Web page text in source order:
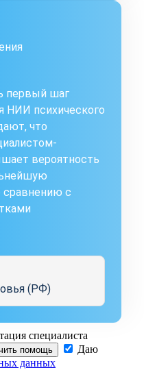
первый шаг
НИИ психического
что
вероятность
сравнению с
(РФ)
специалиста
помощь
Даю
данных